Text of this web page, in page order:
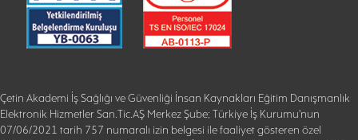
Çetin Akademi İş Sağlığı ve Güvenliği İnsan Kaynakları Eğitim Danışmanlık
Elektronik Hizmetler San.Tic.AŞ Merkez Şube; Türkiye İş Kurumu'nun
07/06/2021 tarih 757 numaralı izin belgesi ile faaliyet gösteren özel